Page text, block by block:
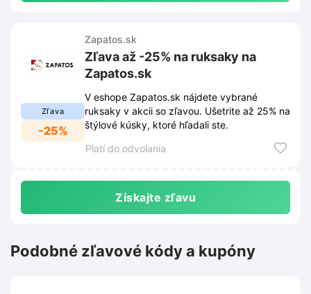
Zľava
-25%
Zapatos.sk
Zľava až -25% na ruksaky na
Zapatos.sk
V eshope Zapatos.sk nájdete vybrané
ruksaky v akcii so zľavou. Ušetrite až 25% na
štýlové kúsky, ktoré hľadali ste.
Platí do odvolania
Získajte zľavu
Podobné zľavové kódy a kupóny